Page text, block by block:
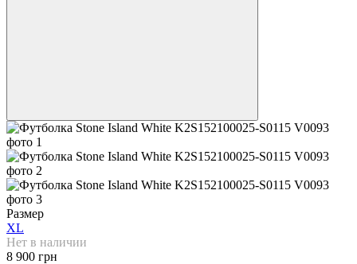
Размер
XL
Нет в наличии
8 900 грн